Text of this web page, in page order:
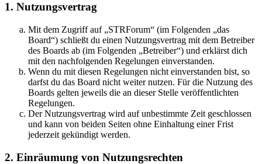
1. Nutzungsvertrag
Mit dem Zugriff auf „STRForum“ (im Folgenden „das
Board“) schließt du einen Nutzungsvertrag mit dem Betreiber
des Boards ab (im Folgenden „Betreiber“) und erklärst dich
mit den nachfolgenden Regelungen einverstanden.
Wenn du mit diesen Regelungen nicht einverstanden bist, so
darfst du das Board nicht weiter nutzen. Für die Nutzung des
Boards gelten jeweils die an dieser Stelle veröffentlichten
Regelungen.
Der Nutzungsvertrag wird auf unbestimmte Zeit geschlossen
und kann von beiden Seiten ohne Einhaltung einer Frist
jederzeit gekündigt werden.
2. Einräumung von Nutzungsrechten